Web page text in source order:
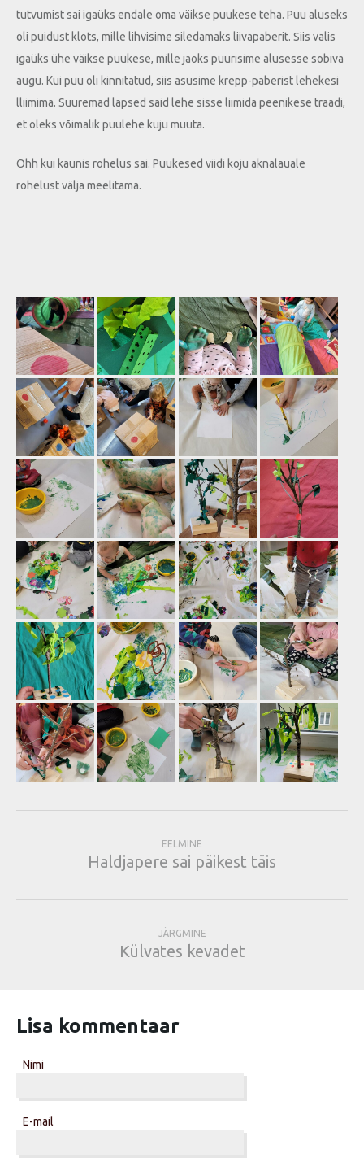
tutvumist sai igaüks endale oma väikse puukese teha. Puu aluseks
oli puidust klots, mille lihvisime siledamaks liivapaberit. Siis valis
igaüks ühe väikse puukese, mille jaoks puurisime alusesse sobiva
augu. Kui puu oli kinnitatud, siis asusime krepp-paberist lehekesi
lliimima. Suuremad lapsed said lehe sisse liimida peenikese traadi,
et oleks võimalik puulehe kuju muuta.
Ohh kui kaunis rohelus sai. Puukesed viidi koju aknalauale
rohelust välja meelitama.
EELMINE
Haldjapere sai päikest täis
JÄRGMINE
Külvates kevadet
Lisa kommentaar
Nimi
E-mail